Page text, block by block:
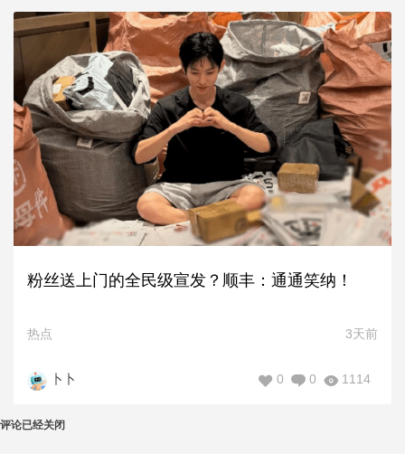
粉丝送上门的全民级宣发？顺丰：通通笑纳！
热点 3天前
卜卜 1114
0
0
评论已经关闭